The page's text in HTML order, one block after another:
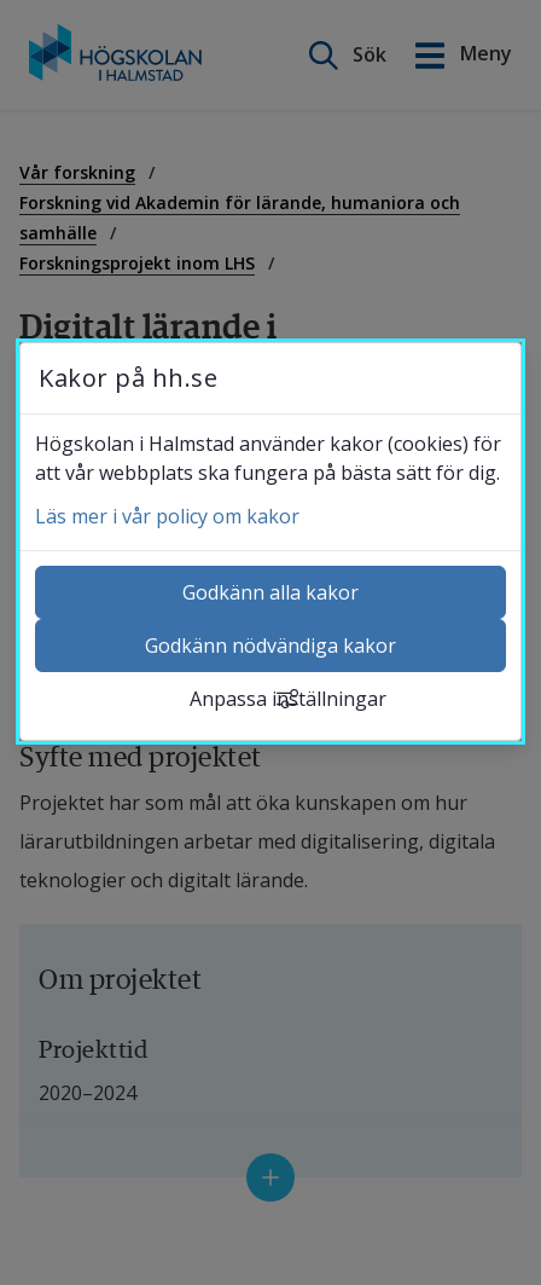
innehåll
Sök
Meny
Vår forskning
Forskning vid Akademin för lärande, humaniora och
samhälle
Forskningsprojekt inom LHS
Digitalt lärande i
lärarutbildningen
Projektet är inriktat mot lärarutbildningen
och digitaliseringen. I den handlingsplan som
lanserades för skolväsendet 2019 lyfts
lärarutbildningen fram som viktig för hur de
blivande lärarna som utbildas lär sig att
förstå och hantera digitala teknologier i sitt
framtida yrke.
Syfte med projektet
Projektet har som mål att öka kunskapen om hur
lärarutbildningen arbetar med digitalisering, digitala
teknologier och digitalt lärande.
Om projektet
Projekttid
2020–2024
Projektet är en del av Forskarskolan Upgrade.
English
Utbildning
Forskning
Samverkan
Om Högskolan
Bibliotek
Kontakta och besök oss
Kalender
Sök personal
Studentwebb
Medarbetarwebb Insidan
Länk till
Kakor på hh.se
Högskolan i Halmstad använder kakor (cookies) för
att vår webbplats ska fungera på bästa sätt för dig.
Läs mer i vår policy om kakor
Godkänn alla kakor
Godkänn nödvändiga kakor
Anpassa inställningar